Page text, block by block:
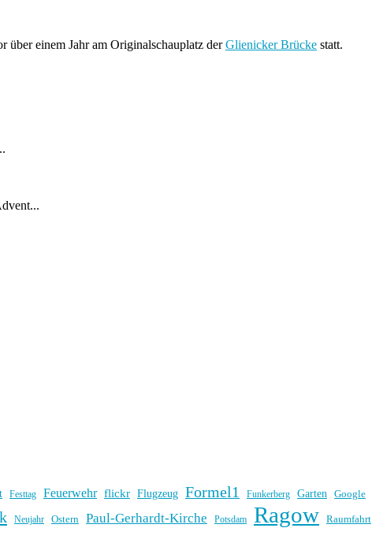
über einem Jahr am Originalschauplatz derGlienicker Brücke statt.
Festtag Feuerwehr flickr Flugzeug Formel1 Funkerberg Garten Google
Neujahr Ostern Paul-Gerhardt-Kirche Potsdam Ragow Raumfahrt